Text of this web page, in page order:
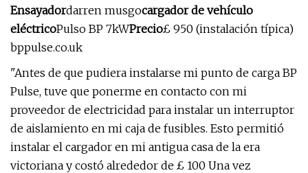
Ensayadordarren musgocargador de vehículo
eléctricoPulso BP 7kWPrecio£ 950 (instalación típica)
bppulse.co.uk
"Antes de que pudiera instalarse mi punto de carga BP
Pulse, tuve que ponerme en contacto con mi
proveedor de electricidad para instalar un interruptor
de aislamiento en mi caja de fusibles. Esto permitió
instalar el cargador en mi antigua casa de la era
victoriana y costó alrededor de £ 100 Una vez